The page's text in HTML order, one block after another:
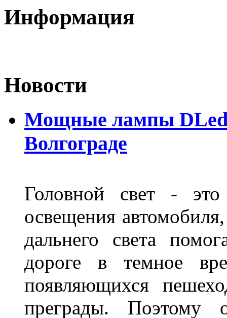
Информация
Новости
Мощные лампы DLed
Волгограде
Головной свет -
освещения
дальнего света
дороге в темное
появляющихся
преграды. Поэтому